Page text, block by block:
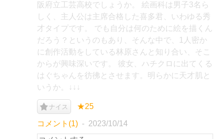
阪府立工芸高校でしょうか。 絵画科は男子3名ら
しく、主人公は主席合格した喜多君、いわゆる秀
才タイプです。 でも自分は何のために絵を描くん
だろう？というのもあり、そんな中で、1人密か
に創作活動をしている林原さんと知り合い、そこ
からが興味深いです。 彼女、ハチクロに出てくる
はぐちゃんを彷彿とさせます。明らかに天才肌と
いうか。↓↓↓
ナイス ★25
コメント(1) 2023/10/14